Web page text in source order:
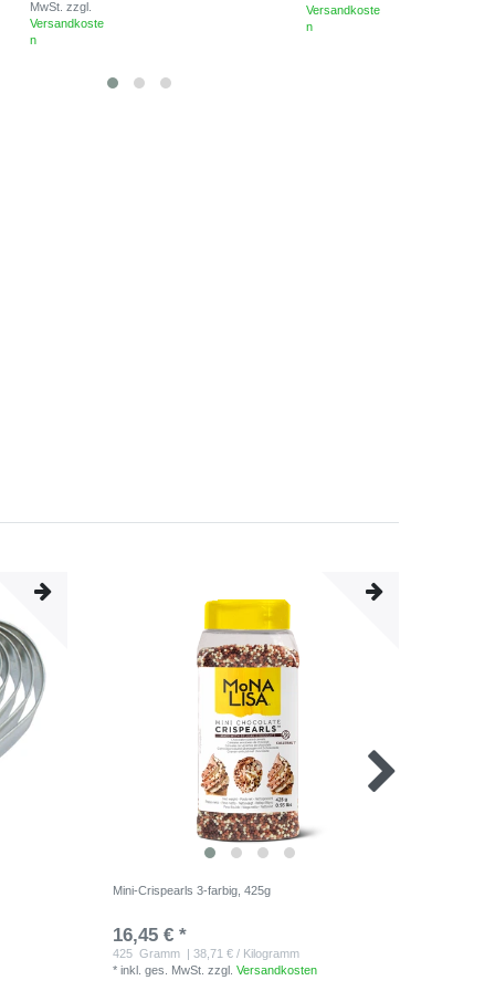
MwSt. zzgl.
Versandkoste
n
Versandkoste
n
Mini-Crispearls 3-farbig, 425g
16,45 € *
425 Gramm | 38,71 € / Kilogramm
*inkl. ges. MwSt. zzgl.Versandkosten